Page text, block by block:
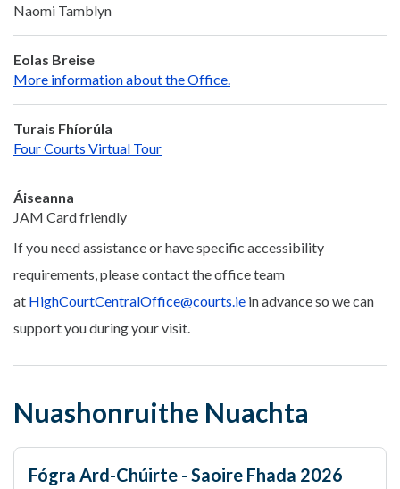
Naomi Tamblyn
Eolas Breise
More information about the Office.
Turais Fhíorúla
Four Courts Virtual Tour
Áiseanna
JAM Card friendly
If you need assistance or have specific accessibility
requirements, please contact the office team
at HighCourtCentralOffice@courts.ie in advance so we can
support you during your visit.
Nuashonruithe Nuachta
Fógra Ard-Chúirte - Saoire Fhada 2026